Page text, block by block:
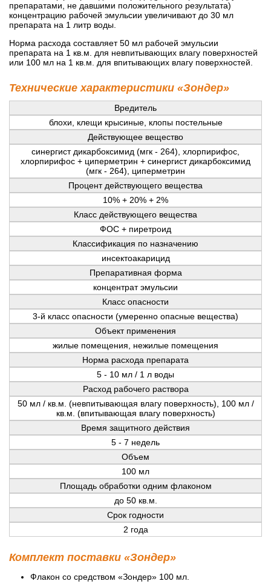
препаратами, не давшими положительного результата)
концентрацию рабочей эмульсии увеличивают до 30 мл
препарата на 1 литр воды.
Норма расхода составляет 50 мл рабочей эмульсии
препарата на 1 кв.м. для невпитывающих влагу поверхностей
или 100 мл на 1 кв.м. для впитывающих влагу поверхностей.
Технические характеристики «Зондер»
Вредитель
блохи, клещи крысиные, клопы постельные
Действующее вещество
синергист дикарбоксимид (мгк - 264), хлорпирифос,
хлорпирифос + циперметрин + синергист дикарбоксимид
(мгк - 264), циперметрин
Процент действующего вещества
10% + 20% + 2%
Класс действующего вещества
ФОС + пиретроид
Классификация по назначению
инсектоакарицид
Препаративная форма
концентрат эмульсии
Класс опасности
3-й класс опасности (умеренно опасные вещества)
Объект применения
жилые помещения, нежилые помещения
Норма расхода препарата
5 - 10 мл / 1 л воды
Расход рабочего раствора
50 мл / кв.м. (невпитывающая влагу поверхность), 100 мл /
кв.м. (впитывающая влагу поверхность)
Время защитного действия
5 - 7 недель
Объем
100 мл
Площадь обработки одним флаконом
до 50 кв.м.
Срок годности
2 года
Комплект поставки «Зондер»
Флакон со средством «Зондер» 100 мл.